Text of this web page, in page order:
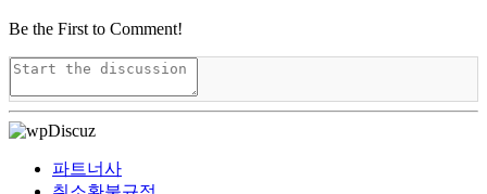
Be the First to Comment!
파트너사